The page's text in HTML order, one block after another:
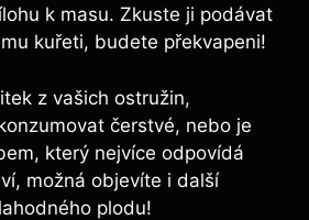
k masu. Zkuste ji podávat
kuřeti, budete překvapeni!
z vašich ostružin,
čerstvé, nebo je
který nejvíce odpovídá
možná objevíte i další
plodu!